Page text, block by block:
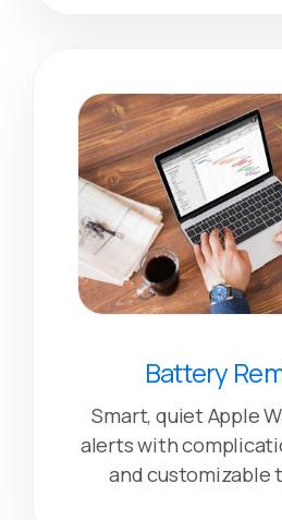
Battery
Smart, quiet Apple
alerts with
and customizable